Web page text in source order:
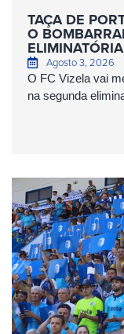
TAÇA DE
O
ELIMINATÓRIA
Agosto 3, 2026
O FC Vizela vai
na segunda